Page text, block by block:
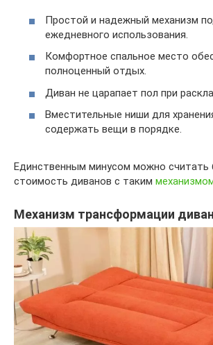
Простой и надежный механизм
ежедневного использования.
Комфортное спальное место
полноценный отдых.
Диван не царапает пол при
Вместительные ниши для
содержать вещи в порядке.
Единственным минусом можно считать
стоимость диванов с таким
Механизм трансформации